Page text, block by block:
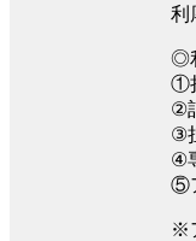
利
◎
①
②
③
④
⑤
※